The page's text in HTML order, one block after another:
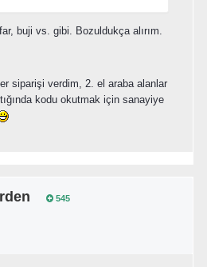
buji vs. gibi. Bozuldukça alırım.
siparişi verdim, 2. el araba alanlar
kodu okutmak için sanayiye
545